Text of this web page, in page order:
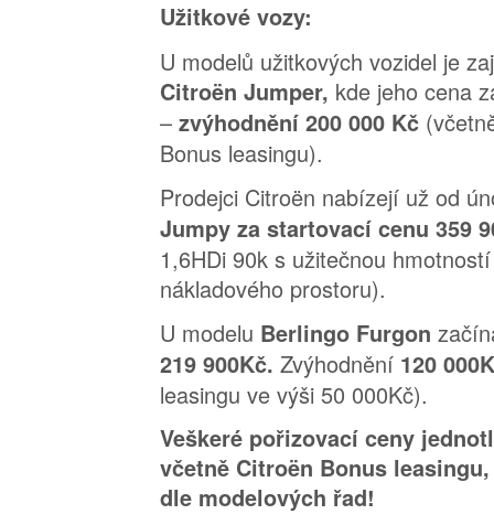
Užitkové vozy:
U modelů užitkových vozidel je
Citroën Jumper, kde jeho cena
– zvýhodnění 200 000 Kč
Bonus leasingu).
Prodejci Citroën nabízejí už od
Jumpy za startovací cenu 359
1,6HDi 90k s užitečnou
nákladového prostoru).
U modelu Berlingo Furgon
219 900Kč. Zvýhodnění 120
leasingu ve výši 50 000Kč).
Veškeré pořizovací ceny
včetně Citroën Bonus
dle modelových řad!